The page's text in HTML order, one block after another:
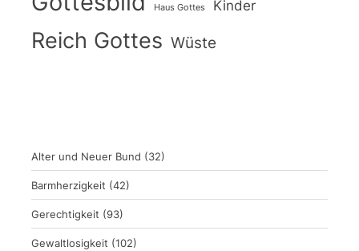
Haus Gottes Kinder
Reich Gottes Wüste
Alter und Neuer Bund (32)
Barmherzigkeit (42)
Gerechtigkeit (93)
Gewaltlosigkeit (102)